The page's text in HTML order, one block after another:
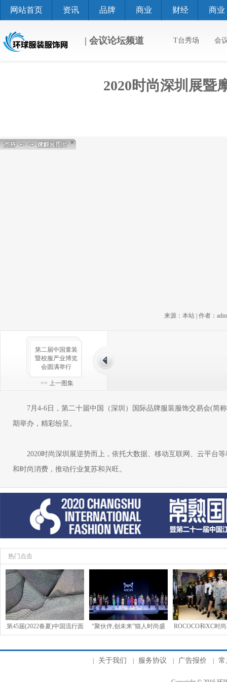
网站首页 资讯 品牌 商业 财经 商业
| 会议论坛频道 T台秀场 会
2020时尚深圳展暨
来源：本站 | 作者：
第二届中国童装
暨校服产业博览
会圆满举行
<< 上一图集
7月4-6日，第二十届中国（深圳）国际品牌服装服饰交易会(简称
期举办，精彩纷呈。
2020时尚深圳展逆势而上，依托大数据、移动互联网、云平台等
和时尚消费，推动行业复苏和兴旺。
热门点击
第45届(2022春夏)中国流行面
“聚伙伴,创未来”猫人时尚盛
ROCOCO和XC时
关于我们 服务协议 广告报价 常